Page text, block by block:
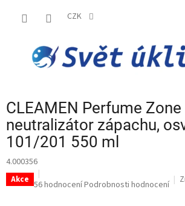
CZK
CLEAMEN Perfume
neutralizátor zápachu,
101/201 550 ml
4.000356
Akce Průměrné
56 hodnoceníPodrobnosti hodnocení